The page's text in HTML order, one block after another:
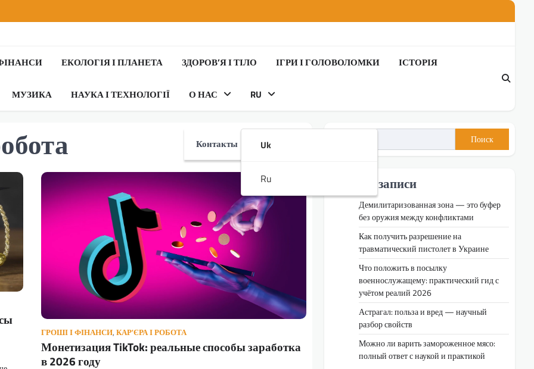
ЕКОЛОГІЯ І ПЛАНЕТА ЗДОРОВ’Я І ТІЛО ІГРИ І ГОЛОВОЛОМКИ ІСТОРІЯ
МУЗИКА НАУКА І ТЕХНОЛОГІЇ О НАС
Контакты
RU
Uk
Ru
ГРОШІ І ФІНАНСИ, КАР'ЄРА І РОБОТА
Монетизация TikTok: реальные способы заработка
в 2026 году
Поиск
Недавні записи
Демилитаризованная зона — это буфер
без оружия между конфликтами
Как получить разрешение на
травматический пистолет в Украине
Что положить в посылку
военнослужащему: практический гид с
учётом реалий 2026
Астрагал: польза и вред — научный
разбор свойств
Можно ли варить замороженное мясо:
полный ответ с наукой и практикой